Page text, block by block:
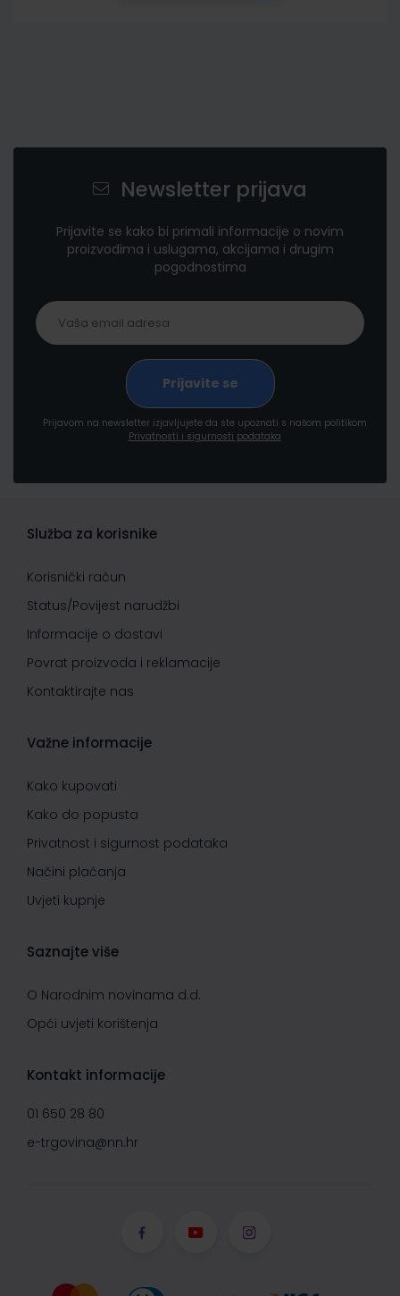
Newsletter prijava
Prijavite se kako bi primali informacije o novim
proizvodima i uslugama, akcijama i drugim
pogodnostima
Prijavom na newsletter izjavljujete da ste upoznati s našom politikom
Privatnosti i sigurnosti podataka
Služba za korisnike
Korisnički račun
Status/Povijest narudžbi
Informacije o dostavi
Povrat proizvoda i reklamacije
Kontaktirajte nas
Važne informacije
Kako kupovati
Kako do popusta
Privatnost i sigurnost podataka
Načini plaćanja
Uvjeti kupnje
Saznajte više
O Narodnim novinama d.d.
Opći uvjeti korištenja
Kontakt informacije
01 650 28 80
e-trgovina@nn.hr